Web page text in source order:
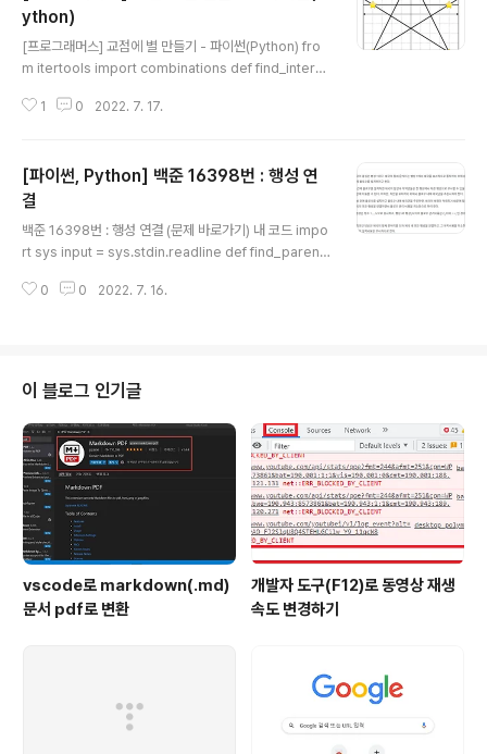
ython)
[프로그래머스] 교점에 별 만들기 - 파이썬(Python) fro
m itertools import combinations def find_inters
수인 교점 구하기 a, b, e = line1 # ax + by + e = 0 c,
d) / (a * d - b * c) y = (e * c - a * f) / (a * d - b * c)
if x == int(x) and y == int(y): # 교점이 정수라면 retur
n (int(x), int(y)) def ..
1 0 2022. 7. 17.
[파이썬, Python] 백준 16398번 : 행성 연
결
백준 16398번 : 행성 연결 (문제 바로가기) 내 코드 impo
rt sys input = sys.stdin.readline def find_parent
t[x] = find_parent(parent, parent[x]) return pare
t()) # 행성의 수 arr = [list(map(int, input().split())) fo
r _ in rang..
0 0 2022. 7. 16.
이 블로그 인기글
vscode로 markdown(.md)
문서 pdf로 변환
개발자 도구(F12)로 동영상 재생
속도 변경하기